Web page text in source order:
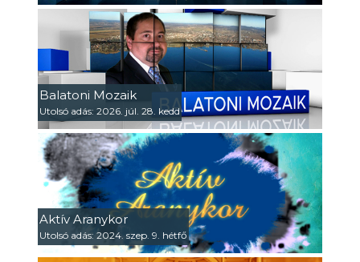
Balatoni Mozaik
Utolsó adás: 2026. júl. 28. kedd
Aktív Aranykor
Utolsó adás: 2024. szep. 9. hétfő